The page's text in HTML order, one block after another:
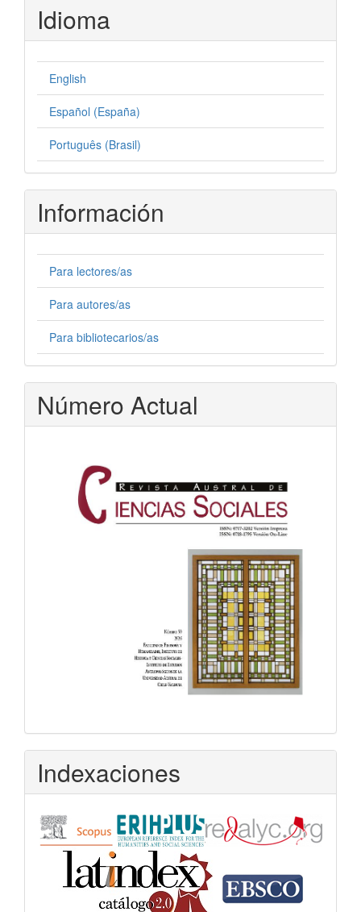
Idioma
English
Español (España)
Português (Brasil)
Información
Para lectores/as
Para autores/as
Para bibliotecarios/as
Número Actual
Indexaciones